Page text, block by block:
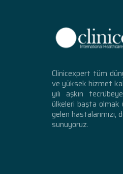
Clinicexpert tüm
ve yüksek hizmet
yılı aşkın
ülkeleri başta olmak
gelen
sunuyoruz.